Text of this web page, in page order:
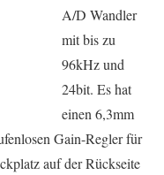
A/D Wandler
mit bis zu
96kHz und
24bit. Es hat
einen 6,3mm
Gain-Regler für
auf der Rückseite